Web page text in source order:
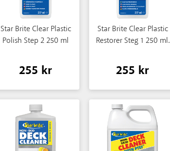
Star Brite Clear Plastic
Polish Step 2 250 ml
255 kr
Star Brite Clear Plastic
Restorer Steg 1 250 ml.
255 kr